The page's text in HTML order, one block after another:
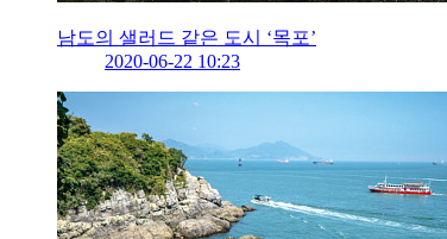
남도의 샐러드 같은 도시 ‘목포’
2020-06-22 10:23